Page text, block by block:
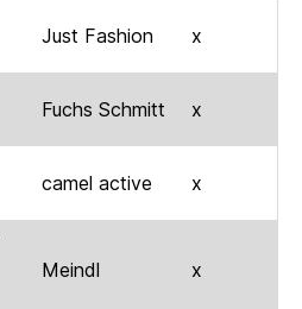
Just Fashion x
Fuchs Schmitt x
camel active x
Meindl x